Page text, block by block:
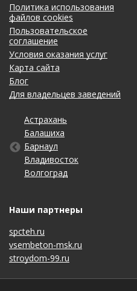
Политика использования
файлов cookies
Пользовательское
соглашение
Условия оказания услуг
Карта сайта
Блог
Для владельцев заведений
Астрахань
Балашиха
Барнаул
Владивосток
Волгоград
Калининград
Кемерово
Киров
Краснодар
Красноярск
Омск
Оренбург
Пенза
Пермь
Ростов-на-Дону
Тольятти
Томск
Тула
Тюмень
Ульяновск
Наши партнеры
spcteh.ru
vsembeton-msk.ru
stroydom-99.ru